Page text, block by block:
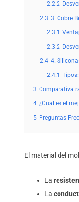
2.2.2
2.3 3. Cobre
2.3.1
2.3.2
2.4 4.
2.4.1 Tipos:
3 Comparativa
4 ¿Cuál es el
5 Preguntas
El material del
La
La